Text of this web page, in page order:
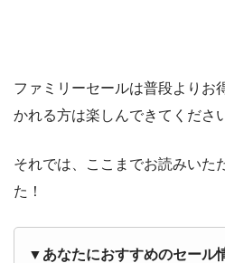
ファミリーセールは普段よりお
かれる方は楽しんできてくださ
それでは、ここまでお読みいた
た！
▼あなたにおすすめのセール